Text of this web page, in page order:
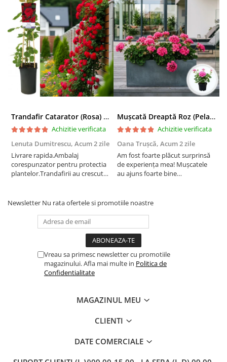
Trandafir Catarator (Rosa) Red Climber - 75cm
Achizitie verificata
Lenuta Dumitrescu, Acum 2 zile
Livrare rapida.Ambalaj
corespunzator pentru protectia
plantelor.Trandafirii au crescut
Mușcată Dreaptă Roz (Pelargonium Zonale)
Achizitie verificata
Oana Trușcă, Acum 2 zile
Am fost foarte plăcut surprinsă
de experiența mea! Mușcatele
au ajuns foarte bine
transportului. Se vede că au fost
Newsletter Nu rata ofertele si promotiile noastre
Vreau sa primesc newsletter cu promotiile
magazinului. Afla mai multe in Politica de
Confidentialitate
MAGAZINUL MEU
CLIENTI
DATE COMERCIALE